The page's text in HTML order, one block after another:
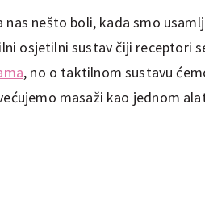
nas nešto boli, kada smo
osjetilni sustav čiji receptori
, no o taktilnom sustavu
masaži kao jednom